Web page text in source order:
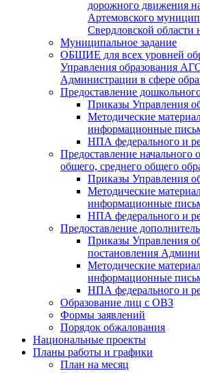
дорожного движения
Артемовского
Свердловской области
Муниципальное задание
ОБЩИЕ для всех уровней
Управления образования
Администрации в сфере
Предоставление
Приказы Управления
Методические
информационные
НПА федерального и
Предоставление начального
общего, среднего общего
Приказы Управления
Методические
информационные
НПА федерального и
Предоставление
Приказы Управления
постановления
Методические
информационные
НПА федерального и
Образование лиц с ОВЗ
Формы заявлений
Порядок обжалования
Национальные проекты
Планы работы и графики
План на месяц